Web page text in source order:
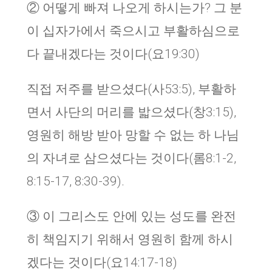
② 어떻게 빠져 나오게 하시는가? 그 분
이 십자가에서 죽으시고 부활하심으로
다 끝내겠다는 것이다(요19:30)
직접 저주를 받으셨다(사53:5), 부활하
면서 사단의 머리를 밟으셨다(창3:15),
영원히 해방 받아 망할 수 없는 하 나님
의 자녀로 삼으셨다는 것이다(롬8:1-2,
8:15-17, 8:30-39).
③ 이 그리스도 안에 있는 성도를 완전
히 책임지기 위해서 영원히 함께 하시
겠다는 것이다(요14:17-18)